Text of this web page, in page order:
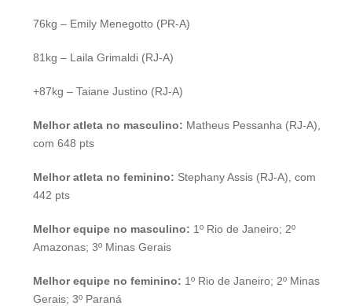
76kg – Emily Menegotto (PR-A)
81kg – Laila Grimaldi (RJ-A)
+87kg – Taiane Justino (RJ-A)
Melhor atleta no masculino: Matheus Pessanha (RJ-A),
com 648 pts
Melhor atleta no feminino: Stephany Assis (RJ-A), com
442 pts
Melhor equipe no masculino: 1º Rio de Janeiro; 2º
Amazonas; 3º Minas Gerais
Melhor equipe no feminino: 1º Rio de Janeiro; 2º Minas
Gerais; 3º Paraná